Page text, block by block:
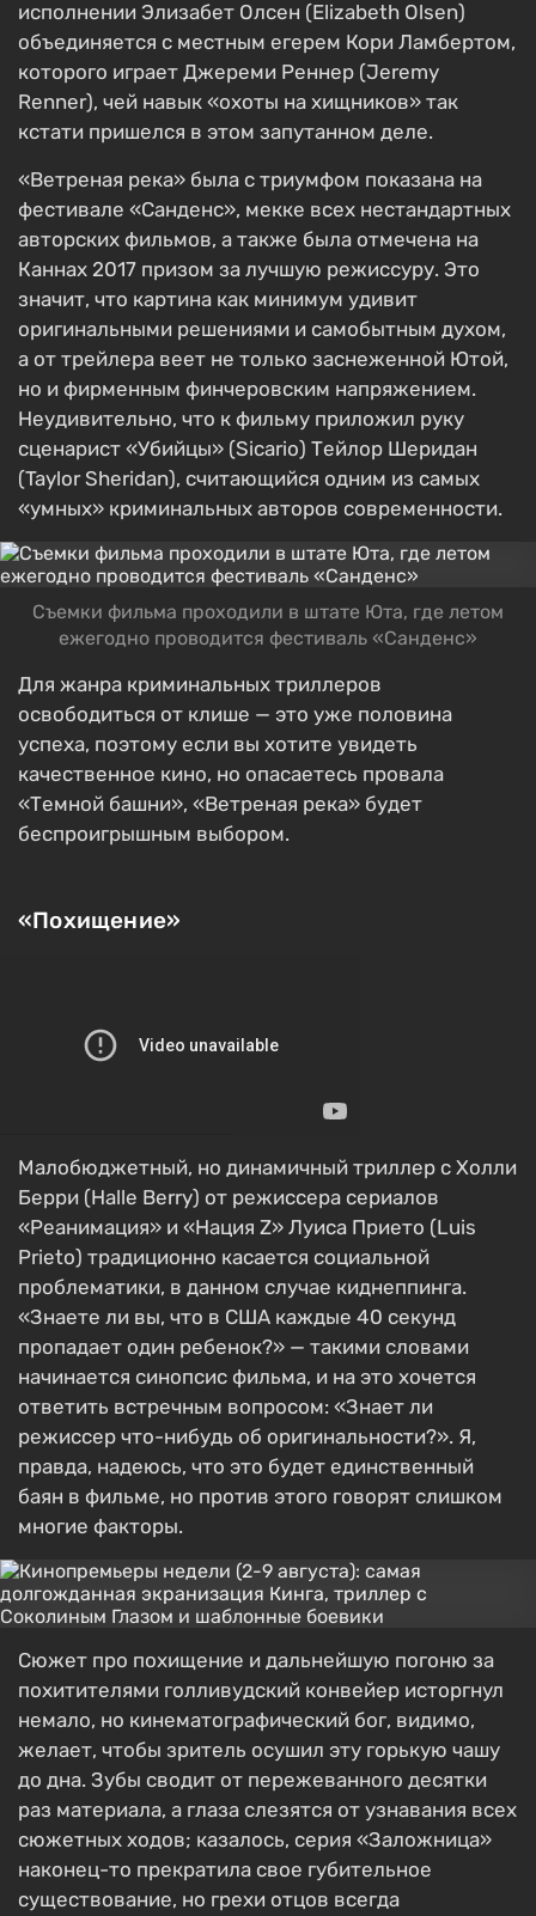
исполнении Элизабет Олсен (Elizabeth Olsen)
объединяется с местным егерем Кори Ламбертом,
которого играет Джереми Реннер (Jeremy
Renner), чей навык «охоты на хищников» так
кстати пришелся в этом запутанном деле.
«Ветреная река» была с триумфом показана на
фестивале «Санденс», мекке всех нестандартных
авторских фильмов, а также была отмечена на
Каннах 2017 призом за лучшую режиссуру. Это
значит, что картина как минимум удивит
оригинальными решениями и самобытным духом,
а от трейлера веет не только заснеженной Ютой,
но и фирменным финчеровским напряжением.
Неудивительно, что к фильму приложил руку
сценарист «Убийцы» (Sicario) Тейлор Шеридан
(Taylor Sheridan), считающийся одним из самых
«умных» криминальных авторов современности.
Съемки фильма проходили в штате Юта, где летом
ежегодно проводится фестиваль «Санденс»
Для жанра криминальных триллеров
освободиться от клише — это уже половина
успеха, поэтому если вы хотите увидеть
качественное кино, но опасаетесь провала
«Темной башни», «Ветреная река» будет
беспроигрышным выбором.
«Похищение»
Малобюджетный, но динамичный триллер с Холли
Берри (Halle Berry) от режиссера сериалов
«Реанимация» и «Нация Z» Луиса Прието (Luis
Prieto) традиционно касается социальной
проблематики, в данном случае киднеппинга.
«Знаете ли вы, что в США каждые 40 секунд
пропадает один ребенок?» — такими словами
начинается синопсис фильма, и на это хочется
ответить встречным вопросом: «Знает ли
режиссер что-нибудь об оригинальности?». Я,
правда, надеюсь, что это будет единственный
баян в фильме, но против этого говорят слишком
многие факторы.
Сюжет про похищение и дальнейшую погоню за
похитителями голливудский конвейер исторгнул
немало, но кинематографический бог, видимо,
желает, чтобы зритель осушил эту горькую чашу
до дна. Зубы сводит от пережеванного десятки
раз материала, а глаза слезятся от узнавания всех
сюжетных ходов; казалось, серия «Заложница»
наконец-то прекратила свое губительное
существование, но грехи отцов всегда